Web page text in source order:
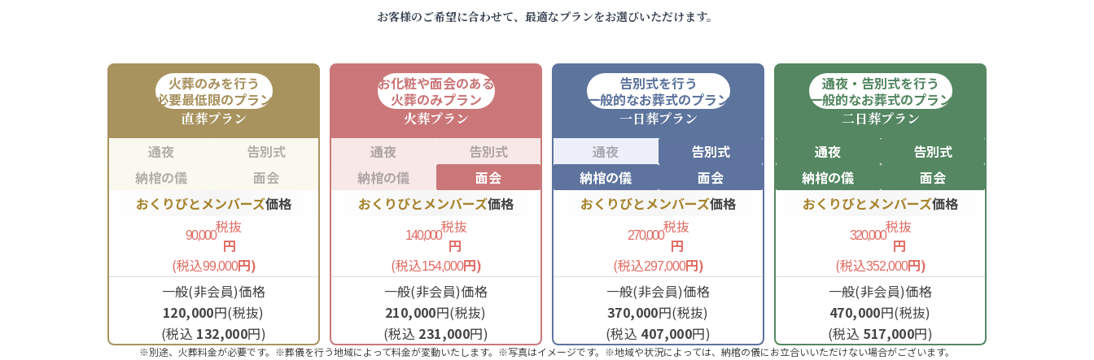
お客様のご希望に合わせて、最適なプランをお選びいただけます。
火葬のみを行う
必要最低限のプラン
直葬プラン
通夜
告別式
納棺の儀
面会
おくりびとメンバーズ価格
90,000税抜
円
(税込99,000円)
一般(非会員)価格
120,000円(税抜)
(税込 132,000円)
お化粧や面会のある
火葬のみプラン
火葬プラン
通夜
告別式
納棺の儀
面会
おくりびとメンバーズ価格
140,000税抜
円
(税込154,000円)
一般(非会員)価格
210,000円(税抜)
(税込 231,000円)
告別式を行う
一般的なお葬式のプラン
一日葬プラン
通夜
告別式
納棺の儀
面会
おくりびとメンバーズ価格
270,000税抜
円
(税込297,000円)
一般(非会員)価格
370,000円(税抜)
(税込 407,000円)
通夜・告別式を行う
一般的なお葬式のプラン
二日葬プラン
通夜
告別式
納棺の儀
面会
おくりびとメンバーズ価格
320,000税抜
円
(税込352,000円)
一般(非会員)価格
470,000円(税抜)
(税込 517,000円)
※別途、火葬料金が必要です。※葬儀を行う地域によって料金が変動いたします。※写真はイメージです。※地域や状況によっては、納棺の儀にお立合いいただけない場合がございます。